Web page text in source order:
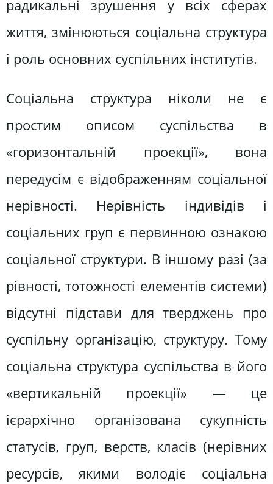
радикальні зрушення у всіх сферах
життя, змінюються соціальна структура
і роль основних суспільних інститутів.
Соціальна структура ніколи не є
простим описом суспільства в
«горизонтальній проекції», вона
передусім є відображенням соціальної
нерівності. Нерівність індивідів і
соціальних груп є первинною ознакою
соціальної структури. В іншому разі (за
рівності, тотожності елементів системи)
відсутні підстави для тверджень про
суспільну організацію, структуру. Тому
соціальна структура суспільства в його
«вертикальній проекції» — це
ієрархічно організована сукупність
статусів, груп, верств, класів (нерівних
ресурсів, якими володіє соціальна